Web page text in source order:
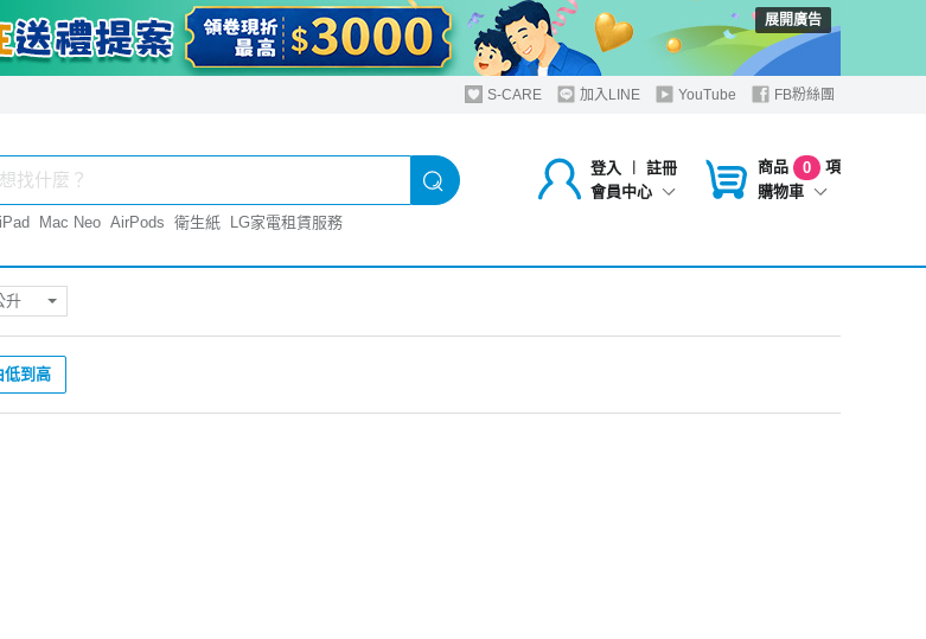
展開廣告
S-CARE 加入LINE YouTube FB粉絲團
登入 ︱
註冊
會員中心
商品 0
項
購物車
iPad Mac Neo AirPods 衛生紙 LG家電租賃服務
升
低到高